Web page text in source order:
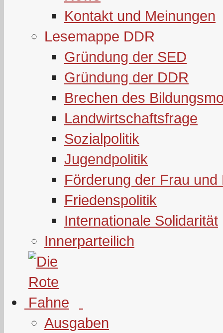
Kontakt und Meinungen
Lesemappe DDR
Gründung der SED
Gründung der DDR
Brechen des
Landwirtschaftsfrage
Sozialpolitik
Jugendpolitik
Förderung der Frau und
Friedenspolitik
Internationale Solidarität
Innerparteilich
Ausgaben